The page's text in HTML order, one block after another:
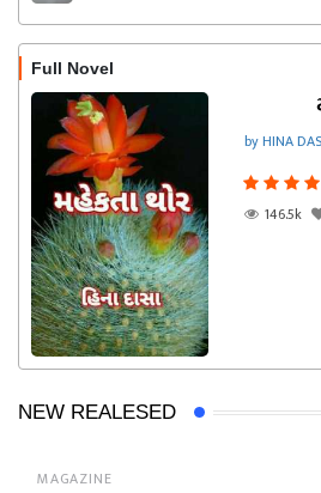
Full Novel
by HINA
146.5k
NEW REALESED
MAGAZINE